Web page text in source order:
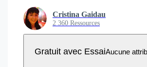
Cristina Gaidau
2 360 Ressources
Gratuit avec EssaiAucune